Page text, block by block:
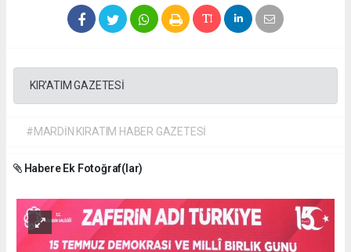
KIR'ATIM GAZETESİ
#MARDİN KIRATIM HABER GAZETESİ
Habere Ek Fotoğraf(lar)